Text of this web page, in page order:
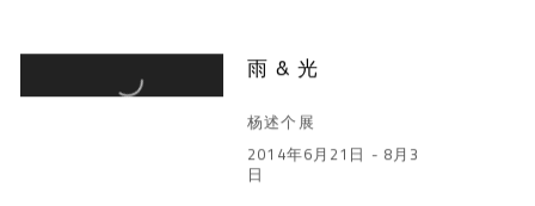
雨 & 光
杨述个展
2014年6月21日 - 8月3
日